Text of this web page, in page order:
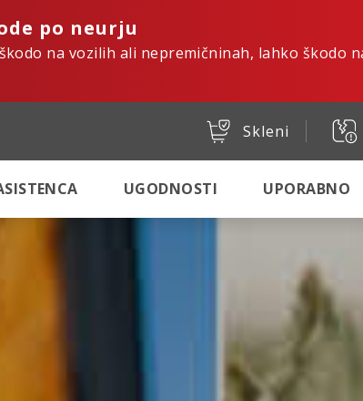
po neurju
na vozilih ali nepremičninah, lahko škodo
Skleni
UGODNOSTI UPORABNO